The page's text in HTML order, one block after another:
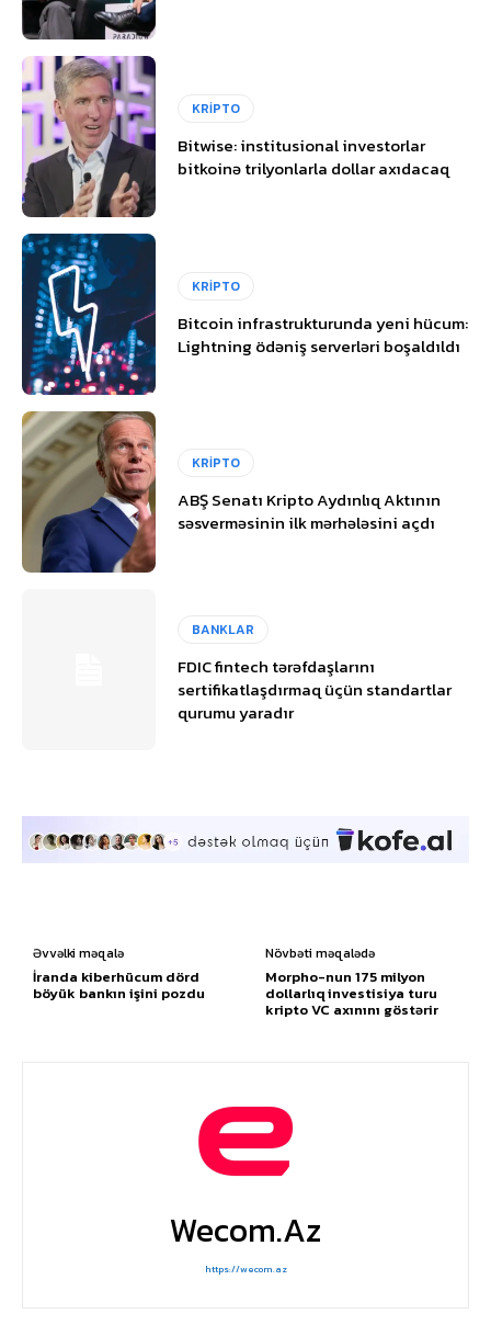
KRİPTO
Bitwise: institusional investorlar
bitkoinə trilyonlarla dollar axıdacaq
KRİPTO
Bitcoin infrastrukturunda yeni hücum:
Lightning ödəniş serverləri boşaldıldı
KRİPTO
ABŞ Senatı Kripto Aydınlıq Aktının
səsverməsinin ilk mərhələsini açdı
BANKLAR
FDIC fintech tərəfdaşlarını
sertifikatlaşdırmaq üçün standartlar
qurumu yaradır
Əvvəlki məqalə
İranda kiberhücum dörd
böyük bankın işini pozdu
Növbəti məqalədə
Morpho-nun 175 milyon
dollarlıq investisiya turu
kripto VC axınını göstərir
Wecom.az
https://wecom.az